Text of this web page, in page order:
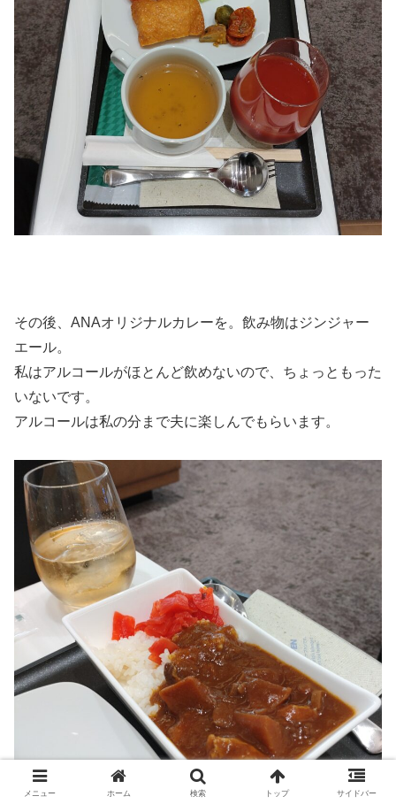
その後、ANAオリジナルカレーを。飲み物はジンジャー
エール。
私はアルコールがほとんど飲めないので、ちょっともった
いないです。
アルコールは私の分まで夫に楽しんでもらいます。
メニュー ホーム 検索 トップ サイドバー